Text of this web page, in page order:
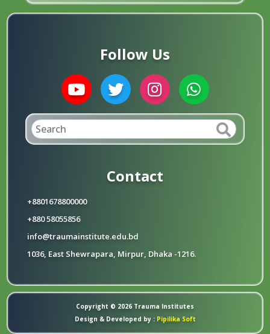
Follow Us
Contact
+8801678800000
+880 58055856
info@traumainstitute.edu.bd
1036, East Shewrapara, Mirpur, Dhaka -1216.
Copyright © 2026 Trauma Institutes
Design & Developed by :Pipilika Soft